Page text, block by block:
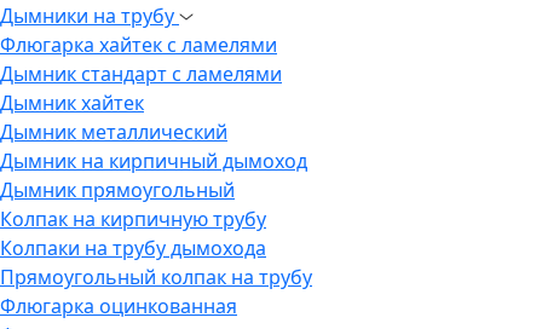
Дымники на трубу
Флюгарка хайтек с ламелями
Дымник стандарт с ламелями
Дымник хайтек
Дымник металлический
Дымник на кирпичный дымоход
Дымник прямоугольный
Колпак на кирпичную трубу
Колпаки на трубу дымохода
Прямоугольный колпак на трубу
Флюгарка оцинкованная